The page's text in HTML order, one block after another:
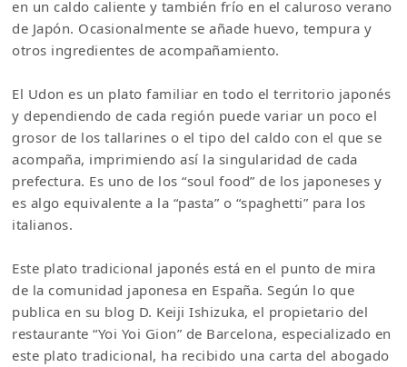
en un caldo caliente y también frío en el caluroso verano
de Japón. Ocasionalmente se añade huevo, tempura y
otros ingredientes de acompañamiento.
El Udon es un plato familiar en todo el territorio japonés
y dependiendo de cada región puede variar un poco el
grosor de los tallarines o el tipo del caldo con el que se
acompaña, imprimiendo así la singularidad de cada
prefectura. Es uno de los “soul food” de los japoneses y
es algo equivalente a la “pasta” o “spaghetti” para los
italianos.
Este plato tradicional japonés está en el punto de mira
de la comunidad japonesa en España. Según lo que
publica en su blog D. Keiji Ishizuka, el propietario del
restaurante “Yoi Yoi Gion” de Barcelona, especializado en
este plato tradicional, ha recibido una carta del abogado